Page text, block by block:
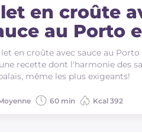
en croûte
au Porto
café
en croûte avec sauce au
recette dont l'harmonie des
même les plus exigeants!
60 min Kcal 392